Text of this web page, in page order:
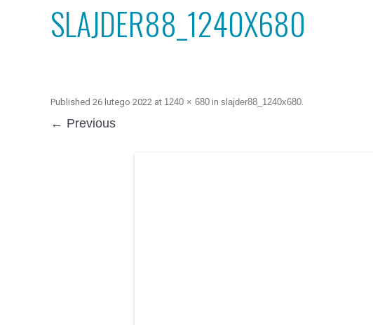
SLAJDER88_1240X680
Published 26 lutego 2022 at 1240 × 680 in slajder88_1240x680.
← Previous